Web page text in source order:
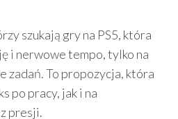
szukają gry na PS5, która
i nerwowe tempo, tylko na
zadań. To propozycja, która
po pracy, jak i na
presji.